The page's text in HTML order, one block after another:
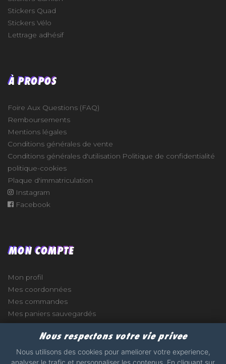
Stickers Quad
Stickers Vélo
Lettrage adhésif
À PROPOS
Foire Aux Questions (FAQ)
Remboursements
Mentions légales
Conditions générales de vente
Conditions générales d'utilisation Politique de confidentialité
politique-cookies
Plaque d'immatriculation
Instagram
Facebook
MON COMPTE
Mon profil
Mes coordonnées
Mes commandes
Mes paniers sauvegardés
Nous respectons votre vie privee
Nous utilisons des cookies pour ameliorer votre experience,
analyser le trafic et personnaliser les contenus. En cliquant sur